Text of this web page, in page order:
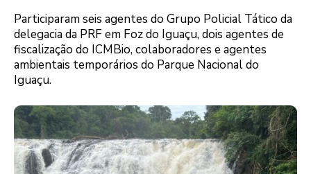
Participaram seis agentes do Grupo Policial Tático da
delegacia da PRF em Foz do Iguaçu, dois agentes de
fiscalização do ICMBio, colaboradores e agentes
ambientais temporários do Parque Nacional do
Iguaçu.